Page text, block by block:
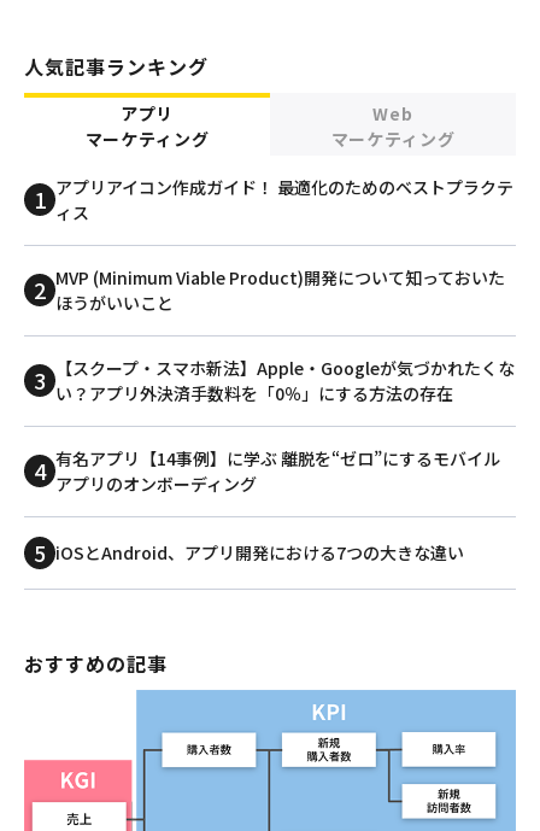
人気記事ランキング
アプリ
マーケティング
Web
マーケティング
アプリアイコン作成ガイド！ 最適化のためのベストプラクテ
ィス
MVP (Minimum Viable Product)開発について知っておいた
ほうがいいこと
【スクープ・スマホ新法】Apple・Googleが気づかれたくな
い？アプリ外決済手数料を「0％」にする方法の存在
有名アプリ【14事例】に学ぶ 離脱を“ゼロ”にするモバイル
アプリのオンボーディング
iOSとAndroid、アプリ開発における7つの大きな違い
おすすめの記事